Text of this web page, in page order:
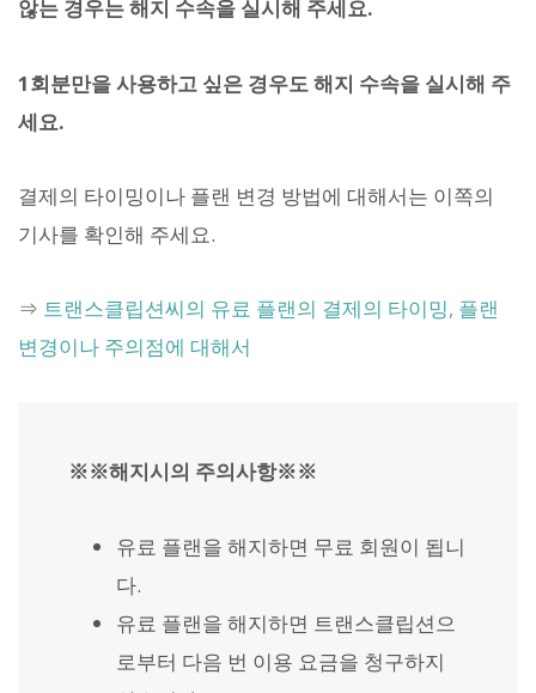
않는 경우는 해지 수속을 실시해 주세요.
1회분만을 사용하고 싶은 경우도 해지 수속을 실시해 주
세요.
결제의 타이밍이나 플랜 변경 방법에 대해서는 이쪽의
기사를 확인해 주세요.
⇒ 트랜스클립션씨의 유료 플랜의 결제의 타이밍, 플랜
변경이나 주의점에 대해서
※※해지시의 주의사항※※
유료 플랜을 해지하면 무료 회원이 됩니
다.
유료 플랜을 해지하면 트랜스클립션으
로부터 다음 번 이용 요금을 청구하지